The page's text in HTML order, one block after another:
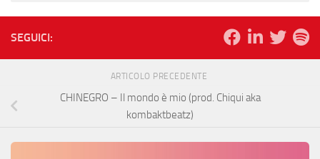
SEGUICI:
ARTICOLO PRECEDENTE
CHINEGRO – Il mondo è mio (prod. Chiqui aka
kombaktbeatz)